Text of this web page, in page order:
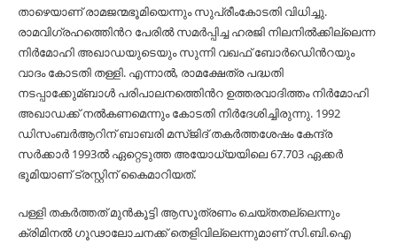
താഴെയാണ് രാമജന്മഭൂമിയെന്നും സുപ്രീംകോടതി വിധിച്ചു.
രാമവിഗ്രഹത്തിെന്‍റ പേരില്‍ സമര്‍പ്പിച്ച ഹരജി നിലനില്‍ക്കില്ലെന്ന
നിര്‍മോഹി അഖാഡയുടെയും സുന്നി വഖഫ് ബോര്‍ഡിെന്‍റയും
വാദം കോടതി തള്ളി. എന്നാല്‍, രാമക്ഷേത്ര പദ്ധതി
നടപ്പാക്കുേമ്ബാള്‍ പരിപാലനത്തിെന്‍റ ഉത്തരവാദിത്തം നിര്‍മോഹി
അഖാഡക്ക് നല്‍കണമെന്നും കോടതി നിര്‍ദേശിച്ചിരുന്നു. 1992
ഡിസംബര്‍ആറിന് ബാബരി മസ്ജിദ് തകര്‍ത്തശേഷം കേന്ദ്ര
സര്‍ക്കാര്‍ 1993ല്‍ ഏറ്റെടുത്ത അയോധ്യയിലെ 67.703 ഏക്കര്‍
ഭൂമിയാണ്​ ട്രസ്റ്റിന് കൈമാറിയത്​.
പള്ളി തകര്‍ത്തത് മുന്‍കൂട്ടി ആസൂത്രണം ചെയ്തതല്ലെന്നും
ക്രിമിനല്‍ ഗൂഢാലോചനക്ക് തെളിവില്ലെന്നുമാണ്​ സി.ബി.ഐ